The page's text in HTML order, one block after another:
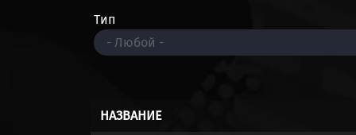
Тип
НАЗВАНИЕ